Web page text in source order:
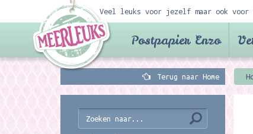
Veel leuks voor jezelf maar ook voor
Postpapier Enzo
Terug naar Home